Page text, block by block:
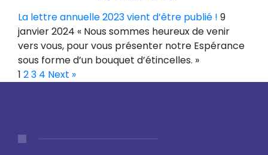
La lettre annuelle 2023 vient d’être publié ! 9
janvier 2024 « Nous sommes heureux de venir
vers vous, pour vous présenter notre Espérance
sous forme d’un bouquet d’étincelles. »
1 23 4 Next »